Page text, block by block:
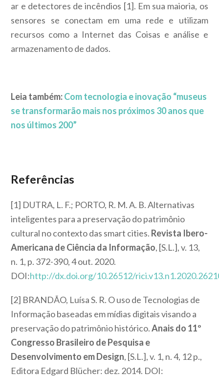
ar e detectores de incêndios [1]. Em sua maioria, os
sensores se conectam em uma rede e utilizam
recursos como a Internet das Coisas e análise e
armazenamento de dados.
Leia também:Com tecnologia e inovação “museus
se transformarão mais nos próximos 30 anos que
nos últimos 200”
Referências
[1] DUTRA, L. F.; PORTO, R. M. A. B. Alternativas
inteligentes para a preservação do patrimônio
cultural no contexto das smart cities. Revista Ibero-
Americana de Ciência da Informação, [S.L.], v. 13,
n. 1, p. 372-390, 4 out. 2020.
DOI:http://dx.doi.org/10.26512/
[2] BRANDÃO, Luísa S. R. O uso de Tecnologias de
Informação baseadas em mídias digitais visando a
preservação do patrimônio histórico.Anais do 11º
Congresso Brasileiro de Pesquisa e
Desenvolvimento em Design, [S.L.], v. 1, n. 4, 12 p.,
Editora Edgard Blücher: dez. 2014. DOI: